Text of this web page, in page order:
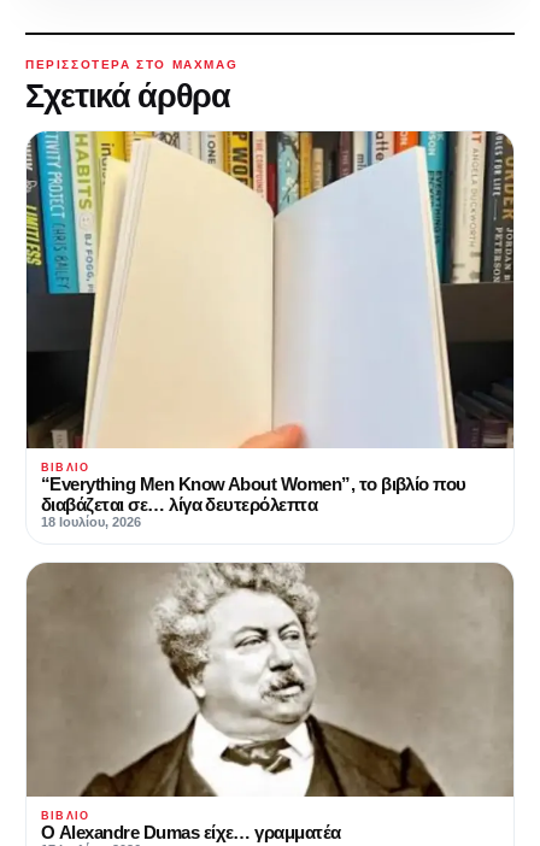
ΠΕΡΙΣΣΌΤΕΡΑ ΣΤΟ MAXMAG
Σχετικά άρθρα
ΒΙΒΛΊΟ
“Everything Men Know About Women”, το βιβλίο που
διαβάζεται σε… λίγα δευτερόλεπτα
18 Ιουλίου, 2026
ΒΙΒΛΊΟ
Ο Alexandre Dumas είχε… γραμματέα